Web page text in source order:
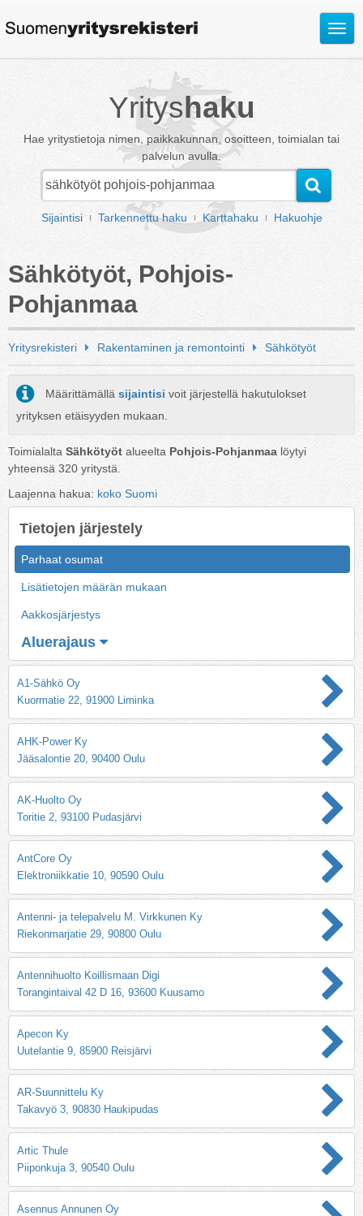
Avaa
Yrityshaku
Hae yritystietoja nimen, paikkakunnan, osoitteen, toimialan tai
palvelun avulla.
Sijaintisi Tarkennettu haku Karttahaku Hakuohje
Sähkötyöt, Pohjois-
Pohjanmaa
Yritysrekisteri Rakentaminen ja remontointi Sähkötyöt
Määrittämällä sijaintisi voit järjestellä hakutulokset
yrityksen etäisyyden mukaan.
Toimialalta Sähkötyöt alueelta Pohjois-Pohjanmaa löytyi
yhteensä 320 yritystä.
Laajenna hakua: koko Suomi
Tietojen järjestely
Parhaat osumat
Lisätietojen määrän mukaan
Aakkosjärjestys
Aluerajaus
A1-Sähkö Oy
Kuormatie 22, 91900 Liminka
AHK-Power Ky
Jääsalontie 20, 90400 Oulu
AK-Huolto Oy
Toritie 2, 93100 Pudasjärvi
AntCore Oy
Elektroniikkatie 10, 90590 Oulu
Antenni- ja telepalvelu M. Virkkunen Ky
Riekonmarjatie 29, 90800 Oulu
Antennihuolto Koillismaan Digi
Torangintaival 42 D 16, 93600 Kuusamo
Apecon Ky
Uutelantie 9, 85900 Reisjärvi
AR-Suunnittelu Ky
Takavyö 3, 90830 Haukipudas
Artic Thule
Piiponkuja 3, 90540 Oulu
Asennus Annunen Oy